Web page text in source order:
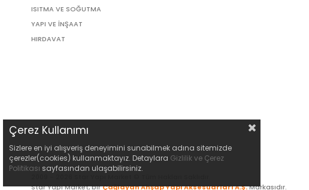
ISITMA VE SOĞUTMA
YAPI VE İNŞAAT
HIRDAVAT
Star Yapı Market, birÇağlayan Ahşap Yapı Aksesuarları A.Ş.Markasıdır.
Çerez Kullanımı
Sizlere en iyi alışveriş deneyimini sunabilmek adına sitemizde
çerezler(cookies) kullanmaktayız. Detaylara Gizlilik ve Çerez
Politikası sayfasından ulaşabilirsiniz.